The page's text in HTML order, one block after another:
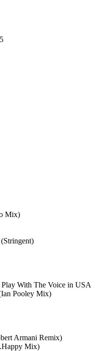
Mix)
With The Voice in USA
Pooley Mix)
Armani Remix)
Mix)